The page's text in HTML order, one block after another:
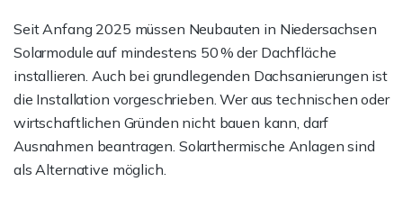
Seit Anfang 2025 müssen Neubauten in Niedersachsen
Solarmodule auf mindestens 50 % der Dachfläche
installieren. Auch bei grundlegenden Dachsanierungen ist
die Installation vorgeschrieben. Wer aus technischen oder
wirtschaftlichen Gründen nicht bauen kann, darf
Ausnahmen beantragen. Solarthermische Anlagen sind
als Alternative möglich.